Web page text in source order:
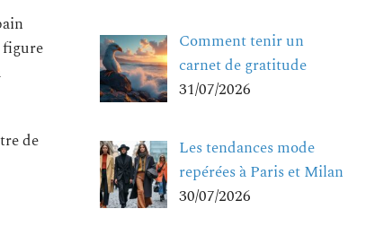
figure
de
Comment tenir un
carnet de gratitude
31/07/2026
Les tendances mode
repérées à Paris et Milan
30/07/2026